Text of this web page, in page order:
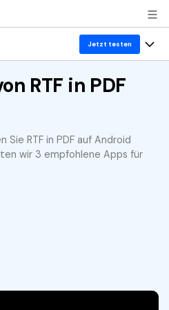
Jetzt testen
RTF in PDF
RTF in PDF auf Android
wir 3 empfohlene Apps für